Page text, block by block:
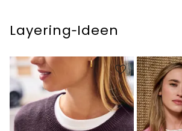
Layering‑Ideen